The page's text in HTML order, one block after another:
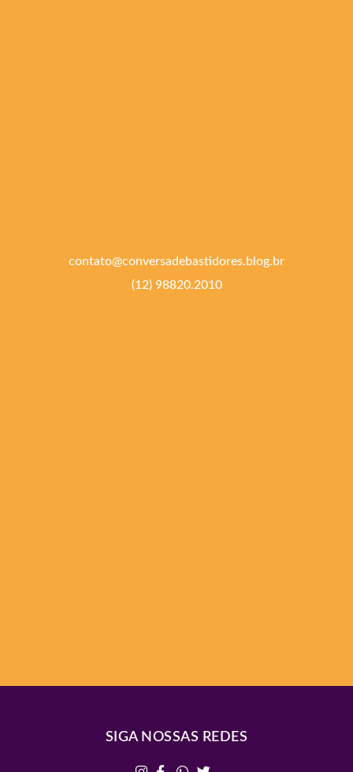
contato@conversadebastidores.blog.br
(12) 98820.2010
SIGA NOSSAS REDES